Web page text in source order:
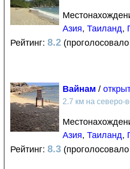
Азия, Таиланд,
Рейтинг: 8.2
Вайнам /
2.7 км на северо-
Азия, Таиланд,
Рейтинг: 8.3